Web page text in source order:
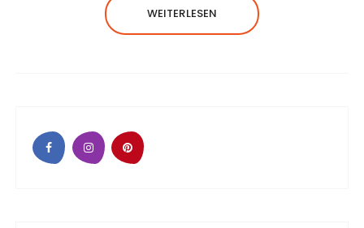
WEITERLESEN